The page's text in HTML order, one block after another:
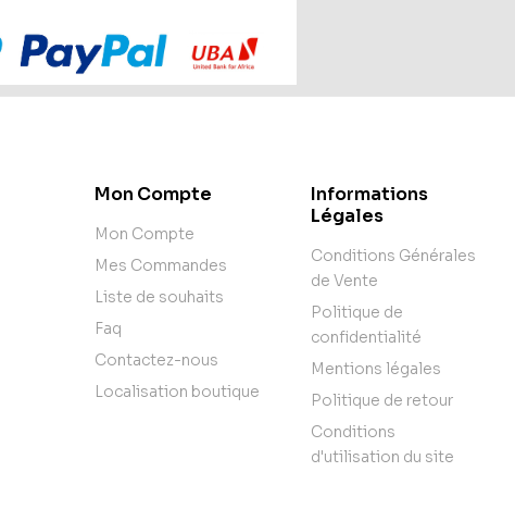
Mon Compte
Mon Compte
Mes Commandes
Liste de souhaits
Faq
Contactez-nous
Localisation boutique
Informations
Légales
Conditions Générales
de Vente
Politique de
confidentialité
Mentions légales
Politique de retour
Conditions
d'utilisation du site